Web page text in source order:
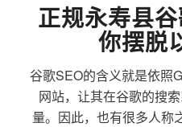
正规永寿县
你摆脱
谷歌SEO的含义就是依照
网站，让其在谷歌的搜
量。因此，也有很多人称